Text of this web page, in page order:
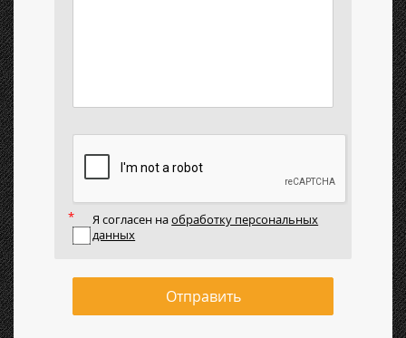
Я согласен наобработку персональных
данных
Отправить